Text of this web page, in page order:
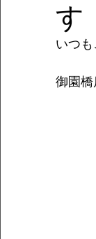
す
いつ
御園